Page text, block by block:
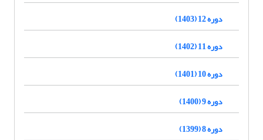
دوره 12 (1403)
دوره 11 (1402)
دوره 10 (1401)
دوره 9 (1400)
دوره 8 (1399)